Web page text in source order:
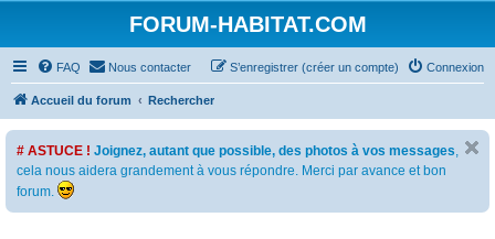
FORUM-HABITAT.COM
FAQ Nous contacter Connexion
S’enregistrer (créer un compte)
Accueil du forum Rechercher
# ASTUCE ! Joignez, autant que possible, des photos à vos messages,
cela nous aidera grandement à vous répondre. Merci par avance et bon
forum.